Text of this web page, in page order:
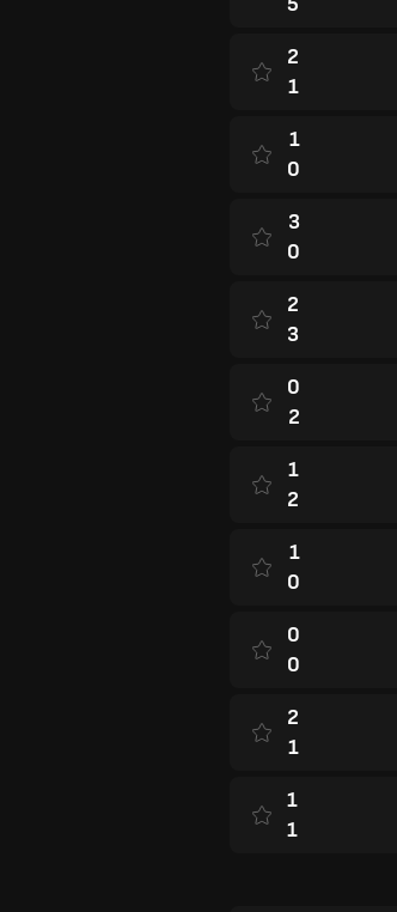
2
1
1
0
3
0
2
3
0
2
1
2
1
0
0
0
2
1
1
1